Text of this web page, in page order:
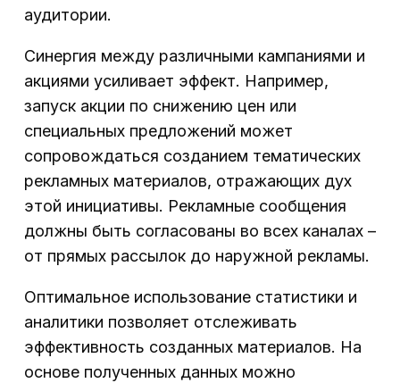
аудитории.
Синергия между различными кампаниями и
акциями усиливает эффект. Например,
запуск акции по снижению цен или
специальных предложений может
сопровождаться созданием тематических
рекламных материалов, отражающих дух
этой инициативы. Рекламные сообщения
должны быть согласованы во всех каналах –
от прямых рассылок до наружной рекламы.
Оптимальное использование статистики и
аналитики позволяет отслеживать
эффективность созданных материалов. На
основе полученных данных можно